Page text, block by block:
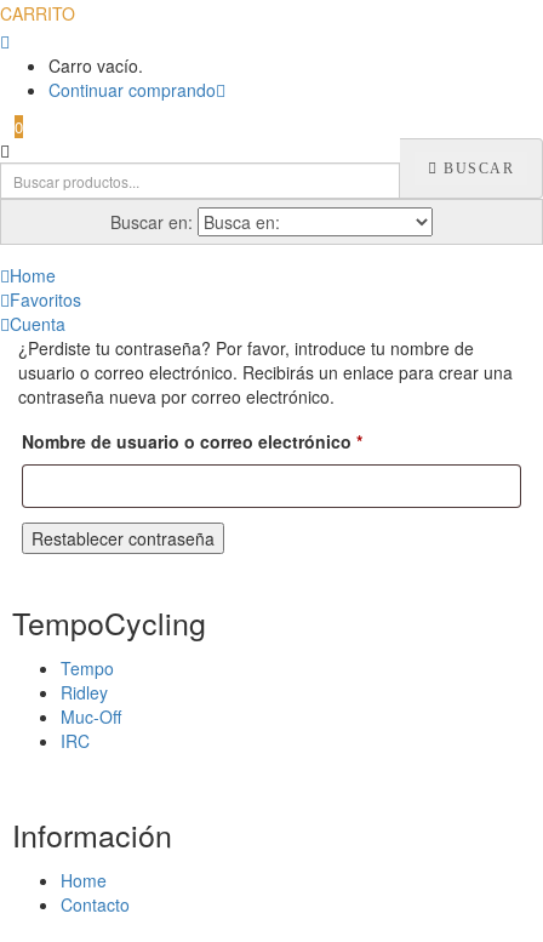
CARRITO
Carro vacío.
Continuar comprando
0
BUSCAR
Buscar en:
Home
Favoritos
Cuenta
¿Perdiste tu contraseña? Por favor, introduce tu nombre de
usuario o correo electrónico. Recibirás un enlace para crear una
contraseña nueva por correo electrónico.
Nombre de usuario o correo electrónico *
Restablecer contraseña
TempoCycling
Tempo
Ridley
Muc-Off
IRC
Información
Home
Contacto